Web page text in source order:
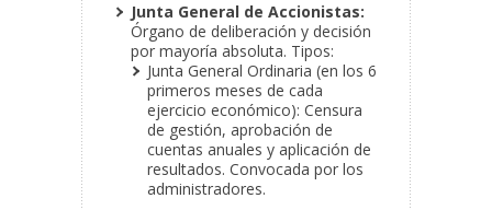
Junta General de Accionistas:
Órgano de deliberación y decisión
por mayoría absoluta. Tipos:
Junta General Ordinaria (en los 6
primeros meses de cada
ejercicio económico): Censura
de gestión, aprobación de
cuentas anuales y aplicación de
resultados. Convocada por los
administradores.